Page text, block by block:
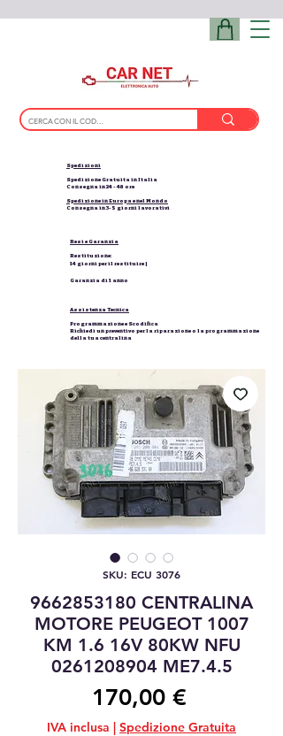
Spedizioni
Spedizione Gratuita in Italia
Consegna in 24 - 48 ore
Spedizione in Europa e nel Mondo
Consegna in 3-5 giorni lavorativi
Resi e Garanzia
Restituzione:
14 giorni per il restituire |
Garanzia di 1 anno
Assistenza Tecnica
Programmazione e Scodifica
Richiedi un preventivo per la riparazione o la programmazione
della tua centralina
SKU: ECU 3076
9662853180 CENTRALINA
MOTORE PEUGEOT 1007
KM 1.6 16V 80KW NFU
0261208904 ME7.4.5
170,00 €
IVA inclusa | Spedizione Gratuita